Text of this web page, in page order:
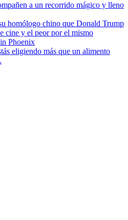
a un recorrido mágico y lleno
homólogo chino que Donald Trump
cine y el peor por el mismo
Phoenix
eligiendo más que un alimento